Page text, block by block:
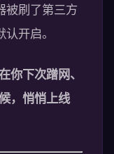
被刷了第三方
开启。
你下次蹭网、
，悄悄上线